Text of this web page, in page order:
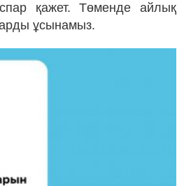
қажет. Төменде айлық
ұсынамыз.